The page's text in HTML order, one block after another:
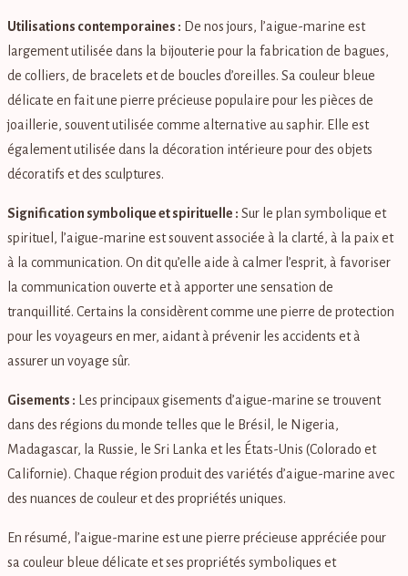
Utilisations contemporaines : De nos jours, l’aigue-marine est
largement utilisée dans la bijouterie pour la fabrication de bagues,
de colliers, de bracelets et de boucles d’oreilles. Sa couleur bleue
délicate en fait une pierre précieuse populaire pour les pièces de
joaillerie, souvent utilisée comme alternative au saphir. Elle est
également utilisée dans la décoration intérieure pour des objets
décoratifs et des sculptures.
Signification symbolique et spirituelle : Sur le plan symbolique et
spirituel, l’aigue-marine est souvent associée à la clarté, à la paix et
à la communication. On dit qu’elle aide à calmer l’esprit, à favoriser
la communication ouverte et à apporter une sensation de
tranquillité. Certains la considèrent comme une pierre de protection
pour les voyageurs en mer, aidant à prévenir les accidents et à
assurer un voyage sûr.
Gisements : Les principaux gisements d’aigue-marine se trouvent
dans des régions du monde telles que le Brésil, le Nigeria,
Madagascar, la Russie, le Sri Lanka et les États-Unis (Colorado et
Californie). Chaque région produit des variétés d’aigue-marine avec
des nuances de couleur et des propriétés uniques.
En résumé, l’aigue-marine est une pierre précieuse appréciée pour
sa couleur bleue délicate et ses propriétés symboliques et